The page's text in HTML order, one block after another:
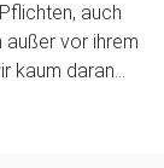
auch
außer vor ihrem
kaum daran
sie im Laufe